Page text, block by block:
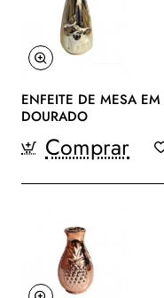
ENFEITE DE MESA
DOURADO
Comprar